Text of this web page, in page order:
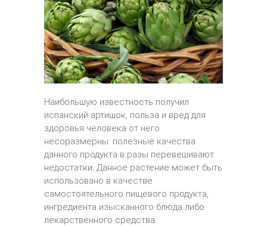
Наибольшую известность получил
испанский артишок, польза и вред для
здоровья человека от него
несоразмерны: полезные качества
данного продукта в разы перевешивают
недостатки. Данное растение может быть
использовано в качестве
самостоятельного пищевого продукта,
ингредиента изысканного блюда либо
лекарственного средства.